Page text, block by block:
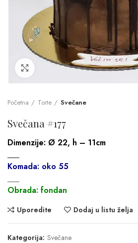
Click to enlarge
Početna Torte Svečane
Svečana #177
Dimenzije: Ø 22, h – 11cm
___
Komada: oko 55
Obrada: fondan
Uporedite Dodaj u listu želja
Kategorija: Svečane